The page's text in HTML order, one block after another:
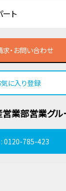
ート
求・お問い合わせ
気に入り登録
営業部営業グル
0120-785-423